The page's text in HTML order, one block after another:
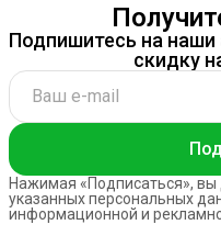
Подпишитесь на наши
скидку
Нажимая «Подписаться», вы
указанных персональных
информационной и